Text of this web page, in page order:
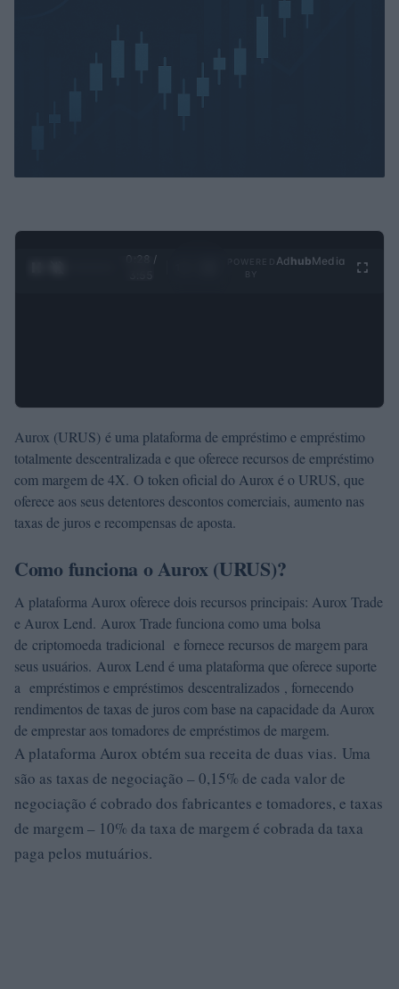
0:29 /
Ad hubMedia
Aurox (URUS) é uma plataforma de empréstimo e empréstimo
totalmente descentralizada e que oferece recursos de empréstimo
com margem de 4X. O token oficial do Aurox é o URUS, que
oferece aos seus detentores descontos comerciais, aumento nas
taxas de juros e recompensas de aposta.
Como funciona o Aurox (URUS)?
A plataforma Aurox oferece dois recursos principais: Aurox Trade
e Aurox Lend. Aurox Trade funciona como uma bolsa
de criptomoeda tradicional e fornece recursos de margem para
seus usuários. Aurox Lend é uma plataforma que oferece suporte
a empréstimos e empréstimos descentralizados , fornecendo
rendimentos de taxas de juros com base na capacidade da Aurox
de emprestar aos tomadores de empréstimos de margem.
A plataforma Aurox obtém sua receita de duas vias. Uma
são as taxas de negociação – 0,15% de cada valor de
negociação é cobrado dos fabricantes e tomadores, e taxas
de margem – 10% da taxa de margem é cobrada da taxa
paga pelos mutuários.